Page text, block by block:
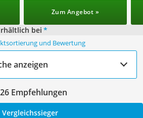
Zum Angebot »
bei *
und Bewertung
anzeigen
Empfehlungen
Vergleichssieger